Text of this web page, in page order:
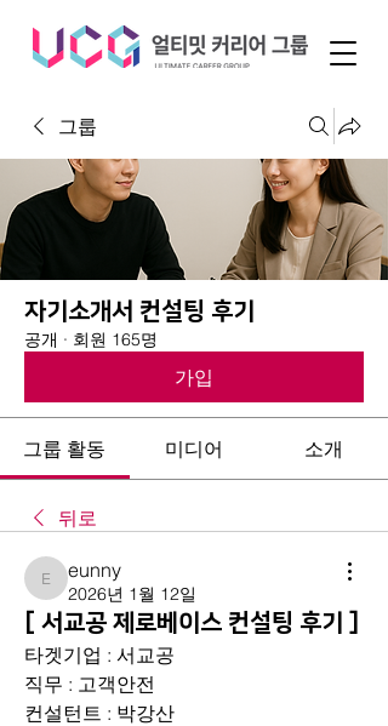
그룹
자기소개서 컨설팅 후기
공개 · 회원 165명
가입
그룹 활동 미디어 소개
뒤로
eunny
eunny
2026년 1월 12일
[ 서교공 제로베이스 컨설팅 후기 ]
타겟기업 : 서교공
직무 : 고객안전
컨설턴트 : 박강산